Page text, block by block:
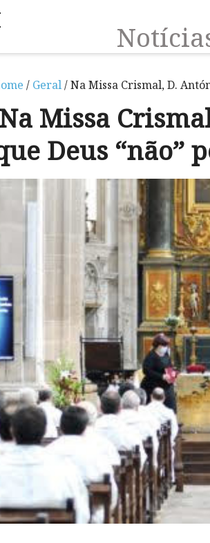
/ Geral/ Na Missa Crismal, D.
Na Missa
Deus “não”